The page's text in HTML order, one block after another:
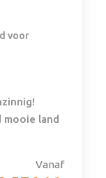
Vanaf
voor
mooie land